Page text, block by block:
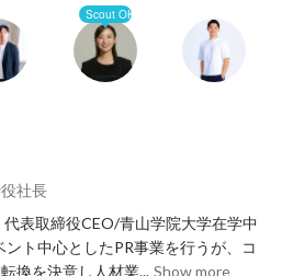
Scout OK
社長
表取締役CEO/青山学院大学在学中
ト中心としたPR事業を行うが、コ
換を決意し人材業... Show more